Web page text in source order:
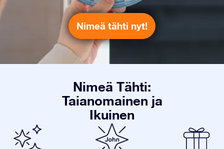
Nimeä tähti nyt!
Nimeä Tähti:
Taianomainen ja
Ikuinen